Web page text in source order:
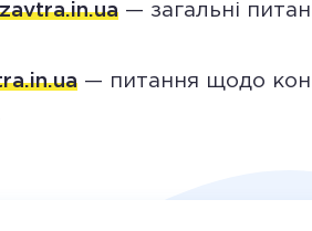
— загальні
— питання щодо